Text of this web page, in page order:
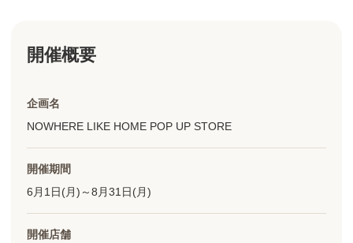
開催概要
企画名
NOWHERE LIKE HOME POP UP STORE
開催期間
6月1日(月)～8月31日(月)
開催店舗